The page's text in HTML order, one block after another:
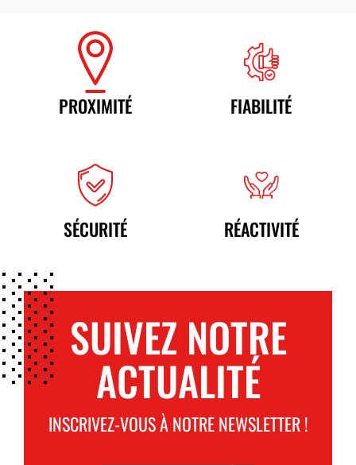
PROXIMITÉ FIABILITÉ
SÉCURITÉ RÉACTIVITÉ
SUIVEZ NOTRE
ACTUALITÉ
INSCRIVEZ-VOUS À NOTRE NEWSLETTER !